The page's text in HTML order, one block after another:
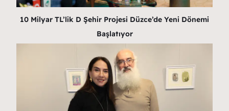
10 Milyar TL’lik D Şehir Projesi Düzce’de Yeni Dönemi
Başlatıyor